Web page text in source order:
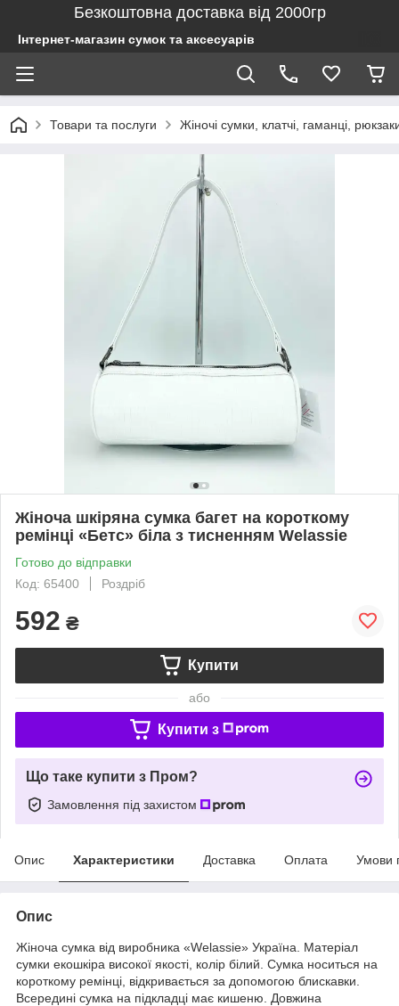
Безкоштовна доставка від 2000гр
Інтернет-магазин сумок та аксесуарів
Товари та послуги Жіночі сумки, клатчі, гаманці,
Жіноча шкіряна сумка багет на короткому
ремінці «Бетс» біла з тисненням Welassie
Готово до відправки
Код: 65400
Роздріб
592 ₴
Купити
або
Купити з
Що таке купити з Пром?
Замовлення під захистом
Опис Характеристики Доставка Оплата Умови
Опис
Жіноча сумка від виробника «Welassie» Україна. Матеріал
сумки екошкіра високої якості, колір білий. Сумка носиться на
короткому ремінці, відкривається за допомогою блискавки.
Всередині сумка на підкладці має кишеню. Довжина